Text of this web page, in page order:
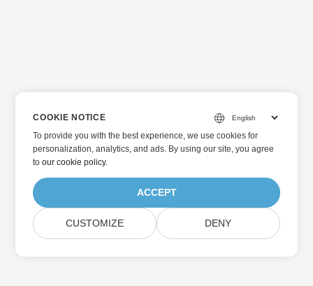
COOKIE NOTICE
To provide you with the best experience, we use cookies for
personalization, analytics, and ads. By using our site, you agree
toour cookie policy.
ACCEPT
CUSTOMIZE DENY